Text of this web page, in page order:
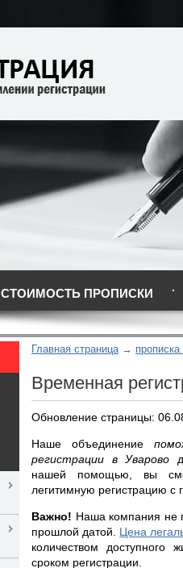
СТОИМОСТЬ ПРОПИСКИ
Главная страница
Временная
Обновление страницы:
Наше объединение
регистрации в Уварово
нашей помощью, вы
легитимную регистрацию с
Важно! Наша компания не
прошлой датой. Цена
количеством
сроком регистрации.